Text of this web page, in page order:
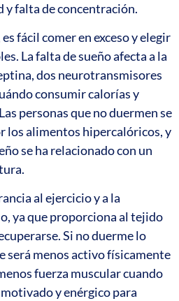
y falta de concentración.
fácil comer en exceso y elegir
La falta de sueño afecta a la
dos neurotransmisores
consumir calorías y
personas que no duermen se
los alimentos hipercalóricos, y
se ha relacionado con un
al ejercicio y a la
ya que proporciona al tejido
Si no duerme lo
será menos activo físicamente
fuerza muscular cuando
y enérgico para